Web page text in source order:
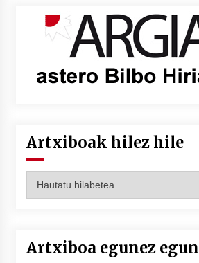
Artxiboak hilez hile
hilez
Artxiboa egunez egun